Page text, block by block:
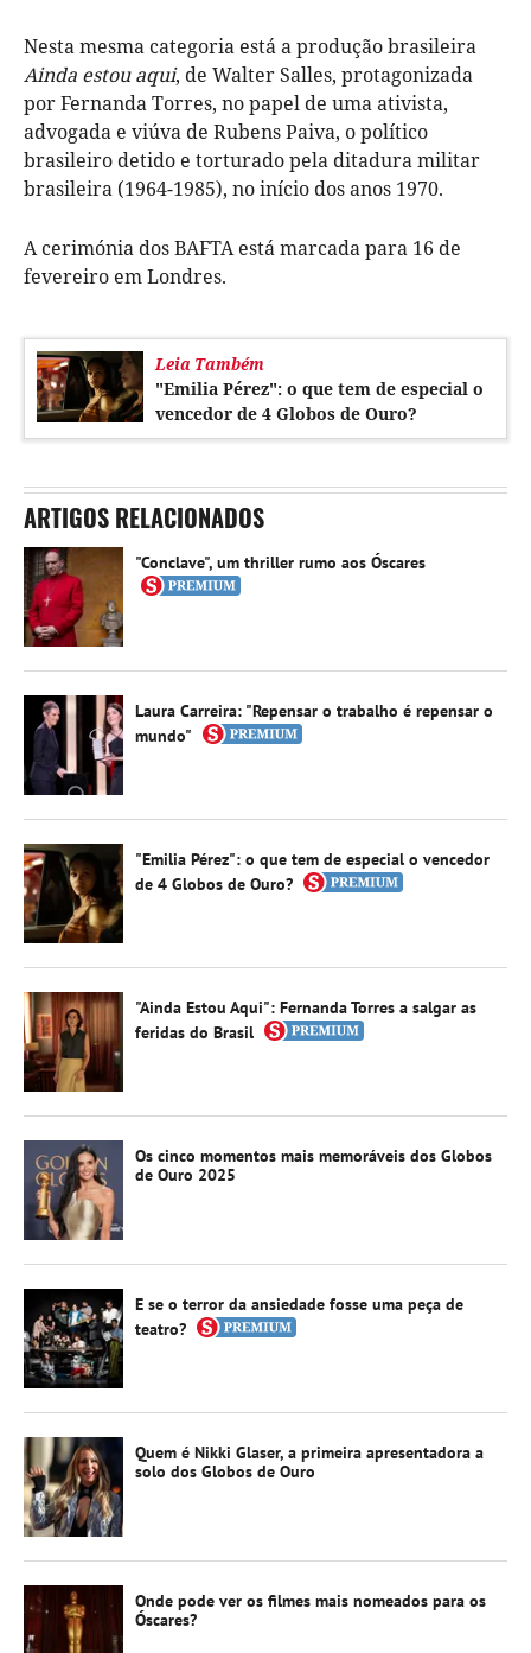
Nesta mesma categoria está a produção brasileira
Ainda estou aqui, de Walter Salles, protagonizada
por Fernanda Torres, no papel de uma ativista,
advogada e viúva de Rubens Paiva, o político
brasileiro detido e torturado pela ditadura militar
brasileira (1964-1985), no início dos anos 1970.
A cerimónia dos BAFTA está marcada para 16 de
fevereiro em Londres.
Leia Também
"Emilia Pérez": o que tem de especial o
vencedor de 4 Globos de Ouro?
ARTIGOS RELACIONADOS
"Conclave", um thriller rumo aos Óscares
Laura Carreira: "Repensar o trabalho é repensar o
mundo"
"Emilia Pérez": o que tem de especial o vencedor
de 4 Globos de Ouro?
"Ainda Estou Aqui": Fernanda Torres a salgar as
feridas do Brasil
Os cinco momentos mais memoráveis dos Globos
de Ouro 2025
E se o terror da ansiedade fosse uma peça de
teatro?
Quem é Nikki Glaser, a primeira apresentadora a
solo dos Globos de Ouro
Onde pode ver os filmes mais nomeados para os
Óscares?